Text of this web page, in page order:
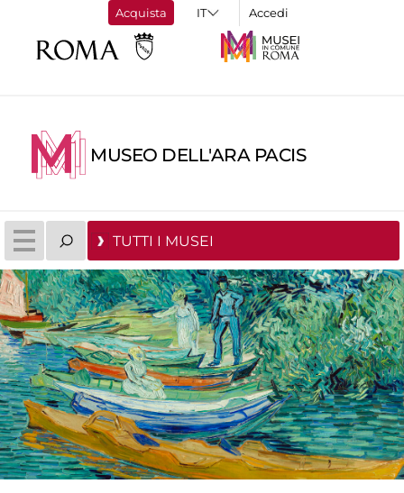
Acquista Accedi
MUSEO DELL'ARA PACIS
TUTTI I MUSEI